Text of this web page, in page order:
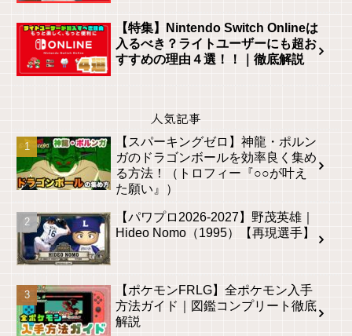
【特集】Nintendo Switch Onlineは
入るべき？ライトユーザーにも超お
すすめの理由４選！！｜徹底解説
人気記事
【スパーキングゼロ】神龍・ポルン
ガのドラゴンボールを効率良く集め
る方法！（トロフィー『○○が叶え
た願い』）
【パワプロ2026-2027】野茂英雄｜
Hideo Nomo（1995）【再現選手】
【ポケモンFRLG】全ポケモン入手
方法ガイド｜図鑑コンプリート徹底
解説